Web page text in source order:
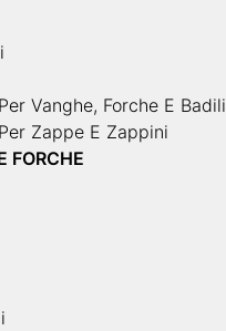
Vanghe, Forche E Badili
Zappe E Zappini
FORCHE